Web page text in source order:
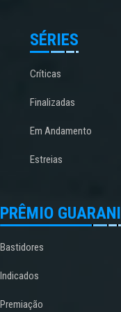
SÉRIES
Críticas
Finalizadas
Em Andamento
Estreias
PRÊMIO GUARANI
Bastidores
Indicados
Premiação